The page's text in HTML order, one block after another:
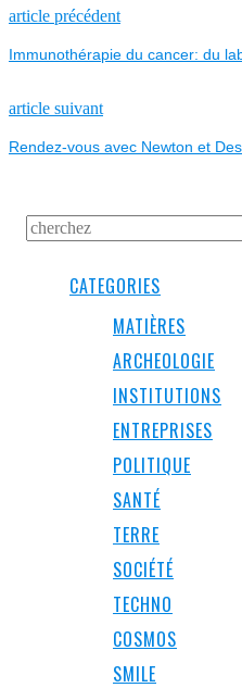
NAVIGATION
DE
L’ARTICLE
article précédentPrevious
Immunothérapie du cancer: du
article suivantNext
Rendez-vous avec Newton et
CATEGORIES
MATIÈRES
ARCHEOLOGIE
INSTITUTIONS
ENTREPRISES
POLITIQUE
SANTÉ
TERRE
SOCIÉTÉ
TECHNO
COSMOS
SMILE